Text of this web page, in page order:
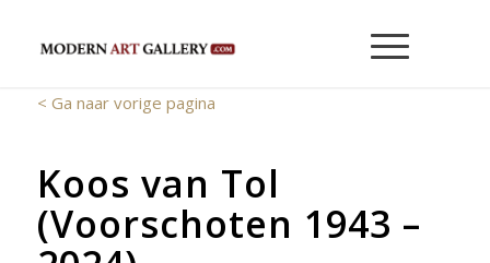
< Ga naar vorige pagina
Koos van Tol
(Voorschoten 1943 –